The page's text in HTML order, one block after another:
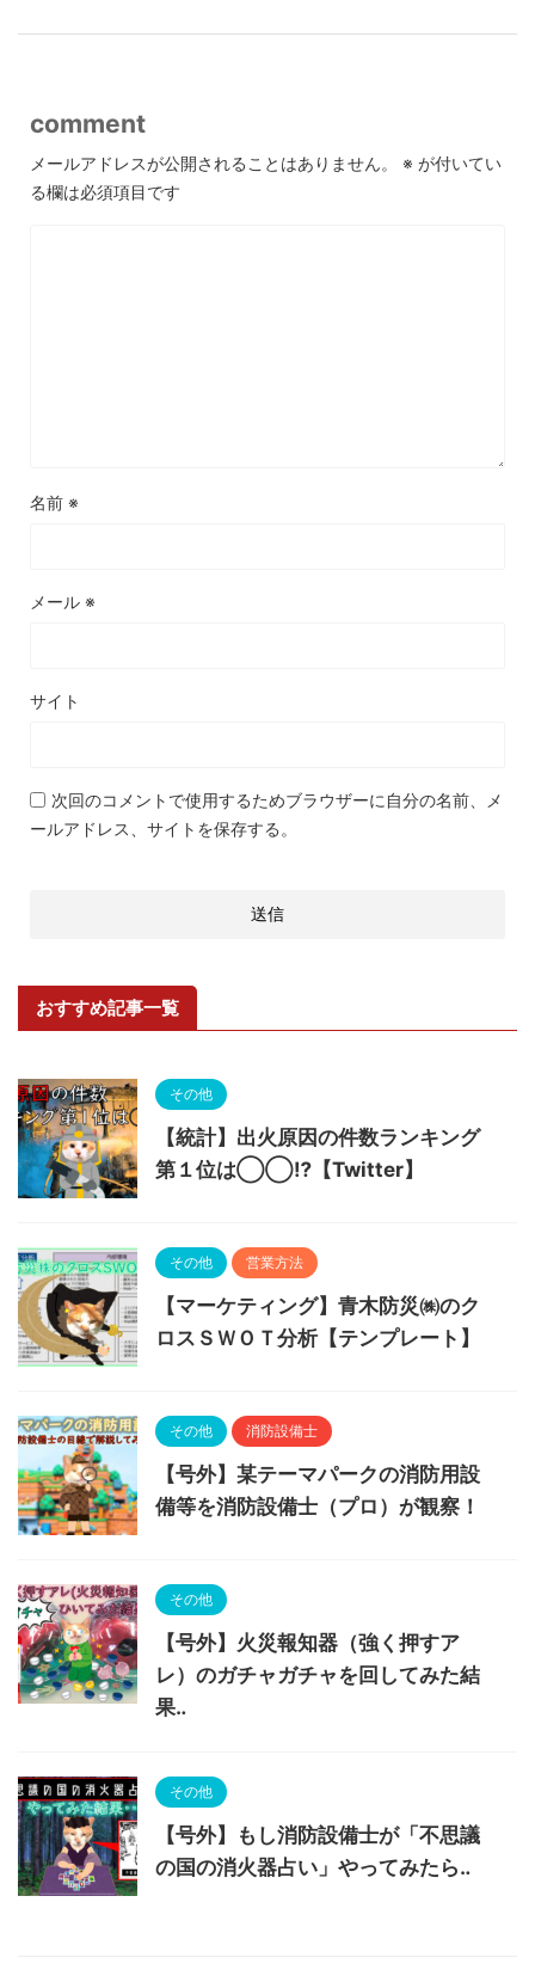
comment
メールアドレスが公開されることはありません。 ※ が付いてい
る欄は必須項目です
名前 ※
メール ※
サイト
次回のコメントで使用するためブラウザーに自分の名前、メ
ールアドレス、サイトを保存する。
おすすめ記事一覧
その他
【統計】出火原因の件数ランキング
第１位は◯◯⁉【Twitter】
その他 営業方法
【マーケティング】青木防災㈱のク
ロスＳＷＯＴ分析【テンプレート】
その他 消防設備士
【号外】某テーマパークの消防用設
備等を消防設備士（プロ）が観察！
その他
【号外】火災報知器（強く押すア
レ）のガチャガチャを回してみた結
果‥
その他
【号外】もし消防設備士が「不思議
の国の消火器占い」やってみたら‥